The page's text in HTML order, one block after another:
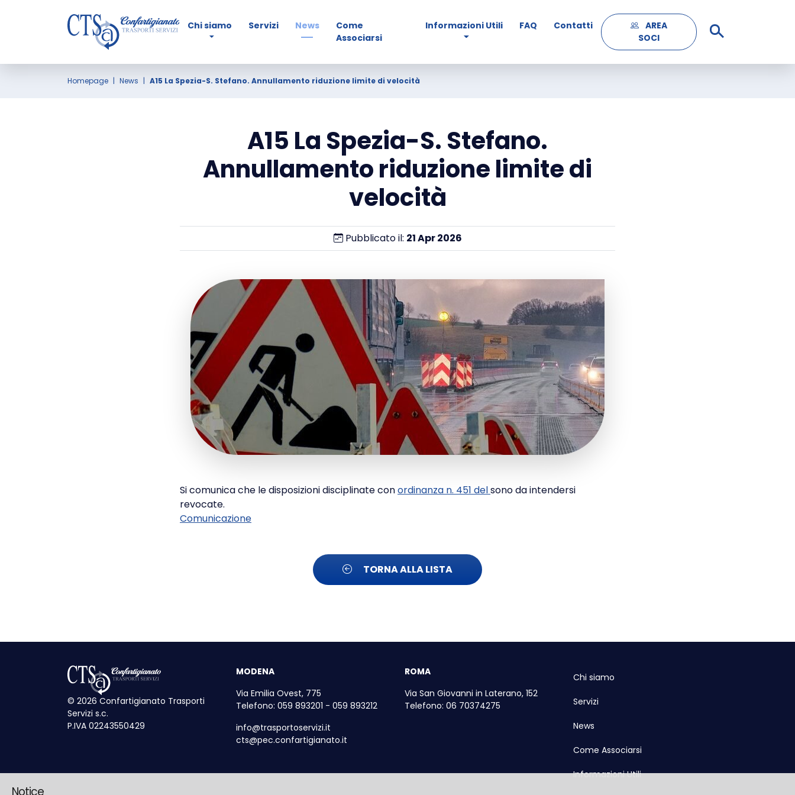
Chi siamo Servizi News
Come
Associarsi
Informazioni Utili FAQ Contatti
AREA
SOCI
Homepage News A15 La Spezia-S. Stefano. Annullamento riduzione limite di velocità
A15 La Spezia-S. Stefano.
Annullamento riduzione limite di
velocità
Pubblicato il: 21Apr2026
Si comunica che le disposizioni disciplinate conordinanza n. 451 delsono da intendersi
revocate.
Comunicazione
TORNA ALLA LISTA
© 2026 Confartigianato Trasporti
Servizi s.c.
P.IVA 02243550429
MODENA
Via Emilia Ovest, 775
Telefono: 059 893201 - 059 893212
info@trasportoservizi.it
cts@pec.confartigianato.it
ROMA
Via San Giovanni in Laterano, 152
Telefono: 06 70374275
Chi siamo
Servizi
News
Come Associarsi
Informazioni Utili
Notice